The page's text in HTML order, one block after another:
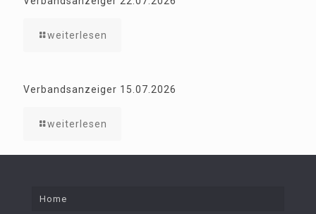
weiterlesen
Verbandsanzeiger 15.07.2026
weiterlesen
Home